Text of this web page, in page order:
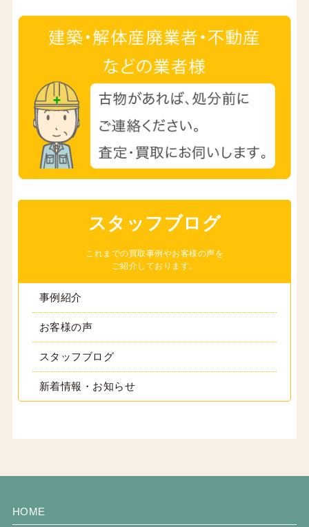
スタッフブログ
これまでの買取事例やお客様の声を
ご紹介しております。
事例紹介
お客様の声
スタッフブログ
新着情報・お知らせ
HOME